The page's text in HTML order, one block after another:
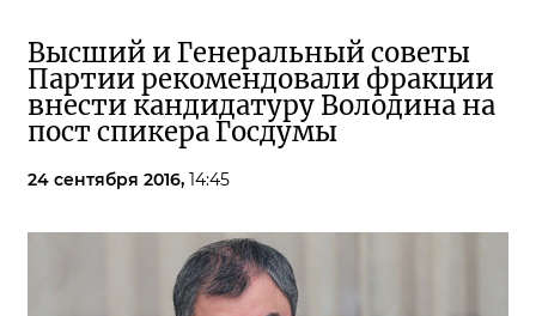
Высший и Генеральный советы
Партии рекомендовали фракции
внести кандидатуру Володина на
пост спикера Госдумы
24 сентября 2016, 14:45